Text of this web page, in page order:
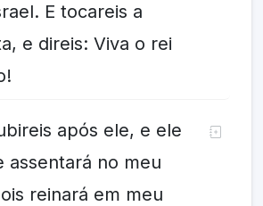
E tocareis a
e direis: Viva o rei
após ele, e ele
assentará no meu
reinará em meu